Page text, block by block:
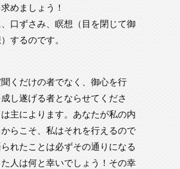
めましょう！
口ずさみ、瞑想（目を閉じて御
するのです。
くだけの者でなく、御心を行
し遂げる者とならせてくださ
主によります。あなたが私の内
らこそ、私はそれを行えるので
れたことは必ずその通りになる
人は何と幸いでしょう！その幸